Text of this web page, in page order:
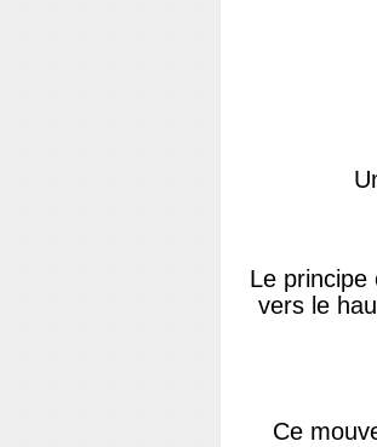
Le
vers le
Ce